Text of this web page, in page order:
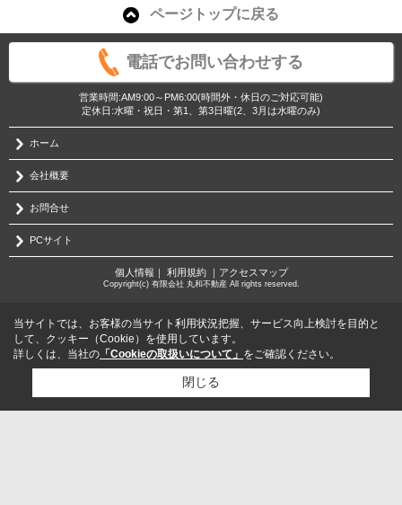
ページトップに戻る
電話でお問い合わせする
営業時間:AM9:00～PM6:00(時間外・休日のご対応可能)
定休日:水曜・祝日・第1、第3日曜(2、3月は水曜のみ)
ホーム
会社概要
お問合せ
PCサイト
個人情報 ｜ 利用規約｜ アクセスマップ
Copyright(c) 有限会社 丸和不動産 All rights reserved.
当サイトでは、お客様の当サイト利用状況把握、サービス向上検討を目的と
して、クッキー（Cookie）を使用しています。
詳しくは、当社の 「Cookieの取扱いについて」 をご確認ください。
閉じる